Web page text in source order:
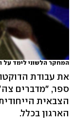
המחקר הלשוני לימד על
את עבודת
ספר, "מדברים
הצבאית
הארגון בכלל.